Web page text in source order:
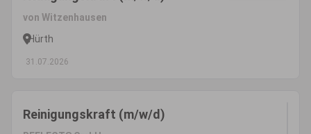
von Witzenhausen
Hürth
31.07.2026
Reinigungskraft (m/w/d)